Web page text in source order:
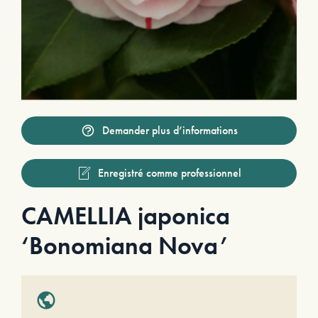
Demander plus d’informations
Enregistré comme professionnel
CAMELLIA japonica
‘Bonomiana Nova’